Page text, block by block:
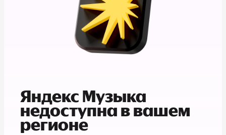
Яндекс Музыка
недоступна в вашем
регионе